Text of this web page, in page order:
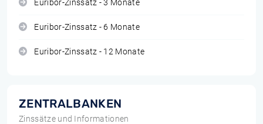
Euribor-Zinssatz - 3 Monate
Euribor-Zinssatz - 6 Monate
Euribor-Zinssatz - 12 Monate
ZENTRALBANKEN
Zinssätze und Informationen